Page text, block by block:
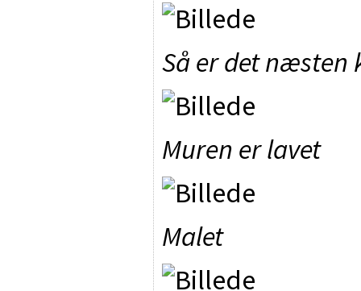
Så er det
Muren er lavet
Malet